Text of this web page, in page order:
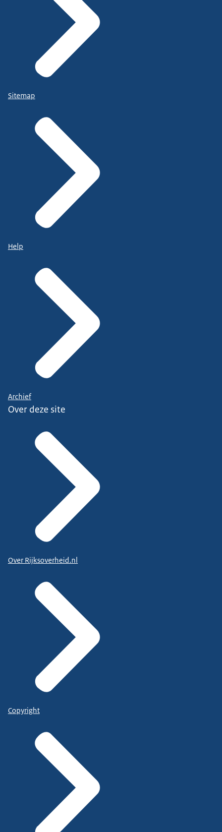
Sitemap
Help
Archief
Over deze site
Over Rijksoverheid.nl
Copyright